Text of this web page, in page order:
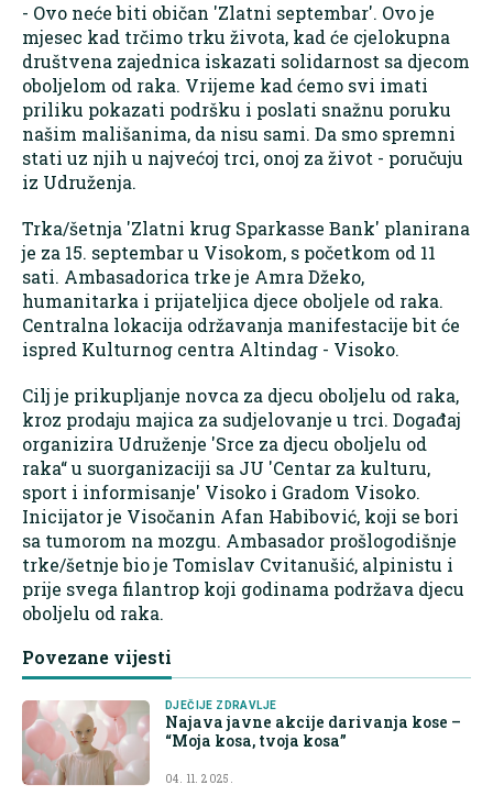
- Ovo neće biti običan 'Zlatni septembar'. Ovo je
mjesec kad trčimo trku života, kad će cjelokupna
društvena zajednica iskazati solidarnost sa djecom
oboljelom od raka. Vrijeme kad ćemo svi imati
priliku pokazati podršku i poslati snažnu poruku
našim mališanima, da nisu sami. Da smo spremni
stati uz njih u najvećoj trci, onoj za život - poručuju
iz Udruženja.
Trka/šetnja 'Zlatni krug Sparkasse Bank' planirana
je za 15. septembar u Visokom, s početkom od 11
sati. Ambasadorica trke je Amra Džeko,
humanitarka i prijateljica djece oboljele od raka.
Centralna lokacija održavanja manifestacije bit će
ispred Kulturnog centra Altindag - Visoko.
Cilj je prikupljanje novca za djecu oboljelu od raka,
kroz prodaju majica za sudjelovanje u trci. Događaj
organizira Udruženje 'Srce za djecu oboljelu od
raka“ u suorganizaciji sa JU 'Centar za kulturu,
sport i informisanje' Visoko i Gradom Visoko.
Inicijator je Visočanin Afan Habibović, koji se bori
sa tumorom na mozgu. Ambasador prošlogodišnje
trke/šetnje bio je Tomislav Cvitanušić, alpinistu i
prije svega filantrop koji godinama podržava djecu
oboljelu od raka.
Povezane vijesti
DJEČIJE ZDRAVLJE
Najava javne akcije darivanja kose –
“Moja kosa, tvoja kosa”
04. 11. 2025.